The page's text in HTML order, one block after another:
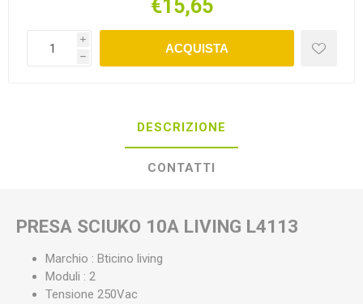
€15,65
i
h
ACQUISTA
DESCRIZIONE
CONTATTI
PRESA SCIUKO 10A LIVING L4113
Marchio : Bticino living
Moduli : 2
Tensione 250Vac